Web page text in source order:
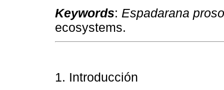
Keywords: Espadarana
ecosystems.
1. Introducción